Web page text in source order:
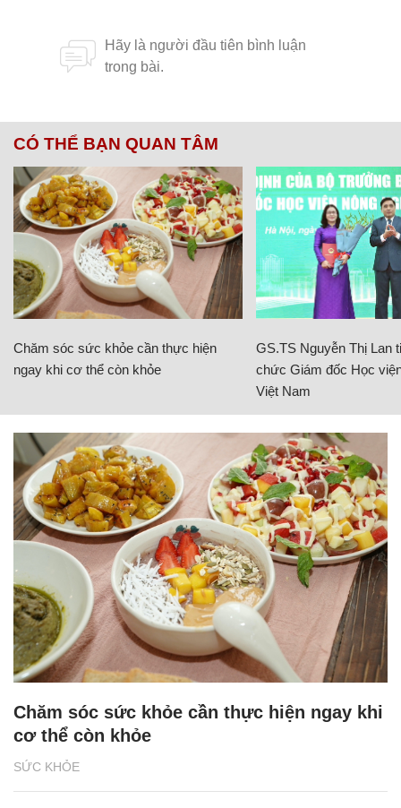
CÓ THỂ BẠN QUAN TÂM
Chăm sóc sức khỏe cần thực hiện
ngay khi cơ thể còn khỏe
GS.TS Nguyễn Thị Lan
chức Giám đốc Học
Việt Nam
SỨC KHỎE
Chăm sóc sức khỏe cần thực hiện ngay khi
cơ thể còn khỏe